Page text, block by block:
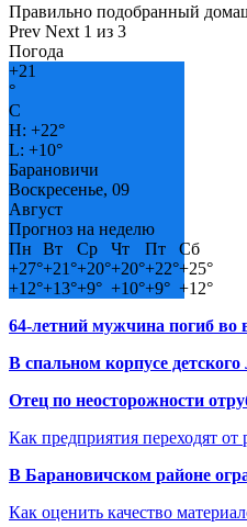
Правильно подобранный
Prev Next 1 из 3
Погода
+21
°
C
H: +22°
L: +10°
Барановичи
Воскресенье, 09
Август
Прогноз на неделю
Пн
Вт Ср Чт Пт
Сб
+27°+21°+20°+20°+22°+25°
+12°+13°+9° +10°+9° +12°
64-летний мужчина погиб
В спальном корпусе
Отец по неосторожности
Как предприятия переходят от
В Барановичском районе
Как оценить качество